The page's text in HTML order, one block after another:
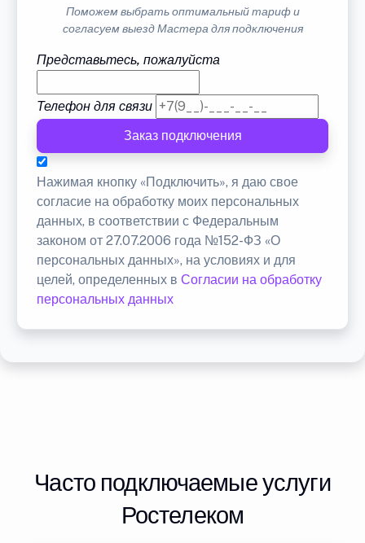
Поможем выбрать оптимальный тариф и
согласуем выезд Мастера для подключения
Представьтесь, пожалуйста
Телефон для связи
Заказ подключения
Нажимая кнопку «Подключить», я даю свое
согласие на обработку моих персональных
данных, в соответствии с Федеральным
законом от 27.07.2006 года №152-ФЗ «О
персональных данных», на условиях и для
целей, определенных в Согласии на обработку
персональных данных
Часто подключаемые услуги
Ростелеком